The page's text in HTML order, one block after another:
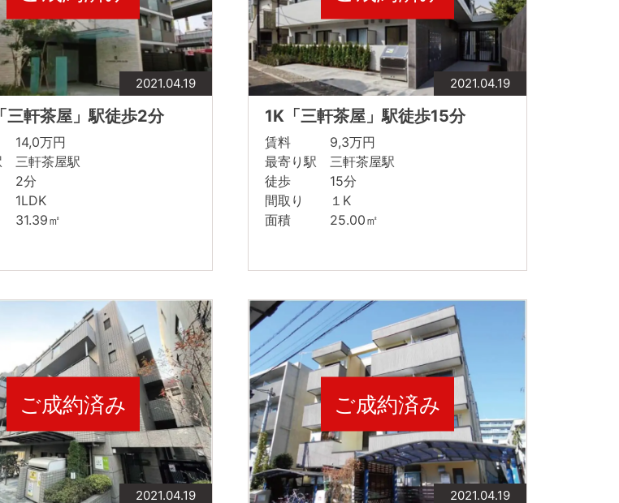
2021.04.19
三軒茶屋」駅徒歩2分
万円
三軒茶屋駅
分
1LDK
㎡
2021.04.19
1K「三軒茶屋」駅徒歩15分
賃料 9,3万円
最寄り駅 三軒茶屋駅
徒歩 15分
間取り １K
面積 25.00㎡
ご成約済み
2021.04.19
ご成約済み
2021.04.19